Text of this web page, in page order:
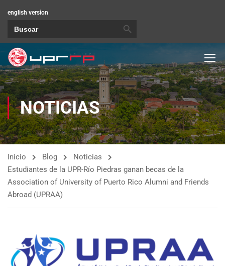
english version
NOTICIAS
Inicio Blog
Noticias
Estudiantes de la UPR-Río Piedras ganan becas de la
Association of University of Puerto Rico Alumni and Friends
Abroad (UPRAA)